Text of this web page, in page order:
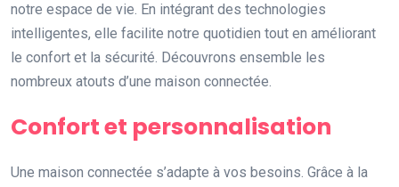
notre espace de vie. En intégrant des technologies
intelligentes, elle facilite notre quotidien tout en améliorant
le confort et la sécurité. Découvrons ensemble les
nombreux atouts d’une maison connectée.
Confort et personnalisation
Une maison connectée s’adapte à vos besoins. Grâce à la